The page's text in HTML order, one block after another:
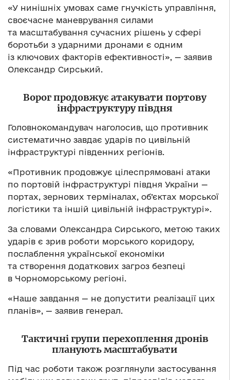
«У нинішніх умовах саме гнучкість управління,
своєчасне маневрування силами
та масштабування сучасних рішень у сфері
боротьби з ударними дронами є одним
із ключових факторів ефективності», — заявив
Олександр Сирський.
Ворог продовжує атакувати портову
інфраструктуру півдня
Головнокомандувач наголосив, що противник
систематично завдає ударів по цивільній
інфраструктурі південних регіонів.
«Противник продовжує цілеспрямовані атаки
по портовій інфраструктурі півдня України —
портах, зернових терміналах, об’єктах морської
логістики та іншій цивільній інфраструктурі».
За словами Олександра Сирського, метою таких
ударів є зрив роботи морського коридору,
послаблення української економіки
та створення додаткових загроз безпеці
в Чорноморському регіоні.
«Наше завдання — не допустити реалізації цих
планів», — заявив генерал.
Тактичні групи перехоплення дронів
планують масштабувати
Під час роботи також розглянули застосування